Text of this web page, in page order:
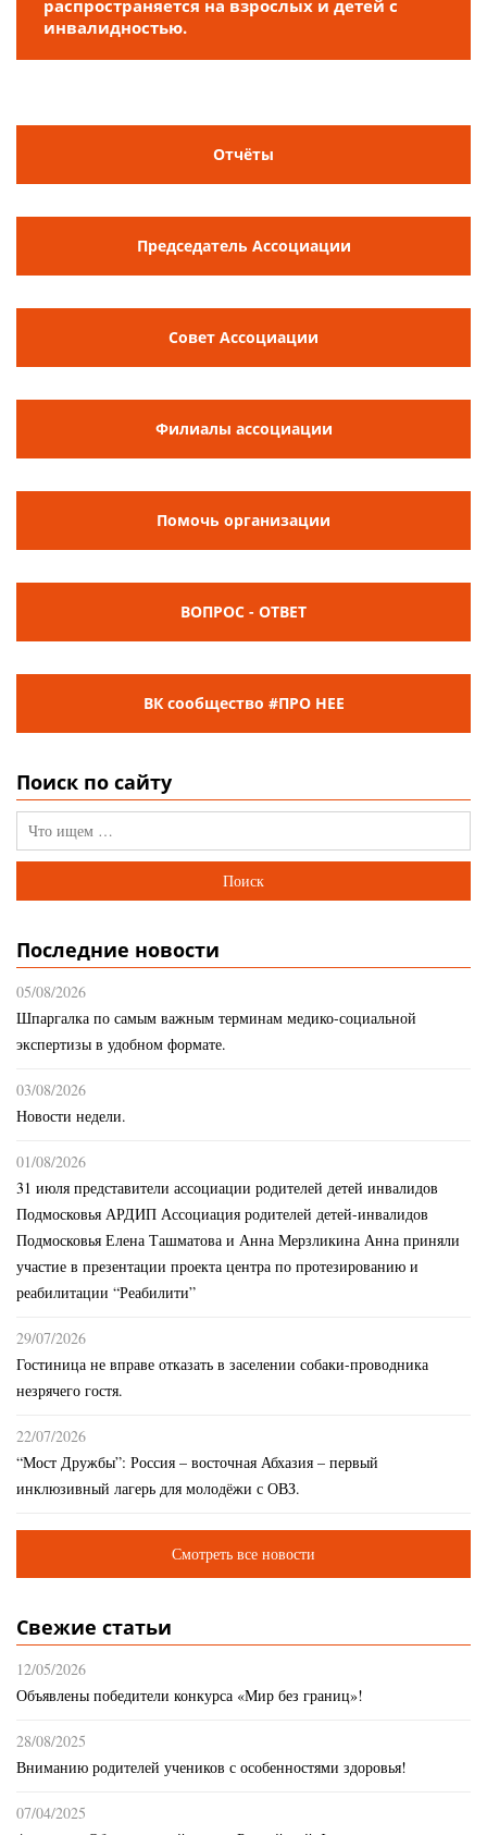
распространяется на взрослых и детей с
инвалидностью.
Отчёты
Председатель Ассоциации
Совет Ассоциации
Филиалы ассоциации
Помочь организации
ВОПРОС - ОТВЕТ
ВК сообщество #ПРО НЕЕ
Поиск по сайту
Последние новости
05/08/2026
Шпаргалка по самым важным терминам медико-социальной
экспертизы в удобном формате.
03/08/2026
Новости недели.
01/08/2026
31 июля представители ассоциации родителей детей инвалидов
Подмосковья АРДИП Ассоциация родителей детей-инвалидов
Подмосковья Елена Ташматова и Анна Мерзликина Анна приняли
участие в презентации проекта центра по протезированию и
реабилитации “Реабилити”
29/07/2026
Гостиница не вправе отказать в заселении собаки-проводника
незрячего гостя.
22/07/2026
“Мост Дружбы”: Россия – восточная Абхазия – первый
инклюзивный лагерь для молодёжи с ОВЗ.
Смотреть все новости
Свежие статьи
12/05/2026
Объявлены победители конкурса «Мир без границ»!
28/08/2025
Вниманию родителей учеников с особенностями здоровья!
07/04/2025